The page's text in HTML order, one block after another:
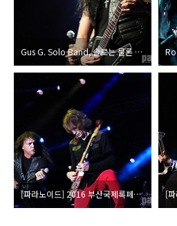
Gus G. Solo Band, 솔로는 물론 Firewind의 근작 레퍼토리로 꾸며진
[파라노이드] 2016 부산국제록페스티벌 취재파일